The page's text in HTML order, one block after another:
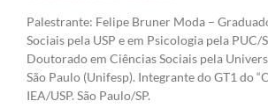
Palestrante: Felipe Bruner Moda –
Sociais pela USP e em Psicologia pela PUC/
Doutorado em Ciências Sociais pela
São Paulo (Unifesp). Integrante do GT1 do
IEA/USP. São Paulo/SP.